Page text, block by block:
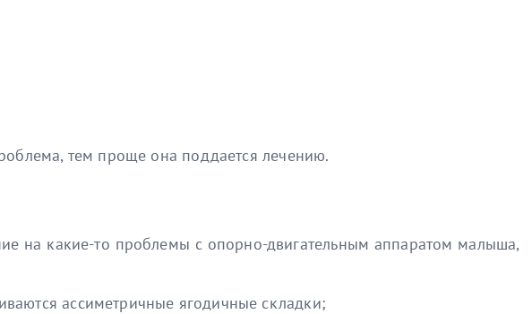
тем проще она поддается лечению.
на какие-то проблемы с опорно-двигательным аппаратом малыша,
ассиметричные ягодичные складки;